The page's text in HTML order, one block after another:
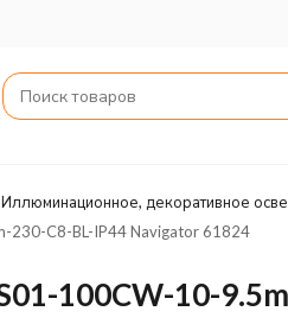
Иллюминационное, декоративное
230-C8-BL-IP44 Navigator 61824
100CW-10-